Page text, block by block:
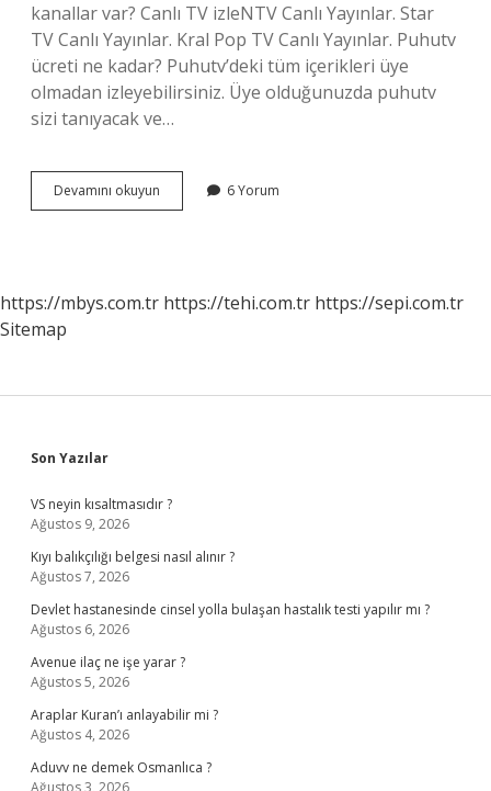
kanallar var? Canlı TV izleNTV Canlı Yayınlar. Star
TV Canlı Yayınlar. Kral Pop TV Canlı Yayınlar. Puhutv
ücreti ne kadar? Puhutv’deki tüm içerikleri üye
olmadan izleyebilirsiniz. Üye olduğunuzda puhutv
sizi tanıyacak ve…
Devamını okuyun
Tv
6 Yorum
https://mbys.com.tr https://tehi.com.tr https://sepi.com.tr
Sitemap
Sidebar
Son Yazılar
VS neyin kısaltmasıdır ?
Ağustos 9, 2026
Kıyı balıkçılığı belgesi nasıl alınır ?
Ağustos 7, 2026
Devlet hastanesinde cinsel yolla bulaşan hastalık testi yapılır mı ?
Ağustos 6, 2026
Avenue ilaç ne işe yarar ?
Ağustos 5, 2026
Araplar Kuran’ı anlayabilir mi ?
Ağustos 4, 2026
Aduvv ne demek Osmanlıca ?
Ağustos 3, 2026